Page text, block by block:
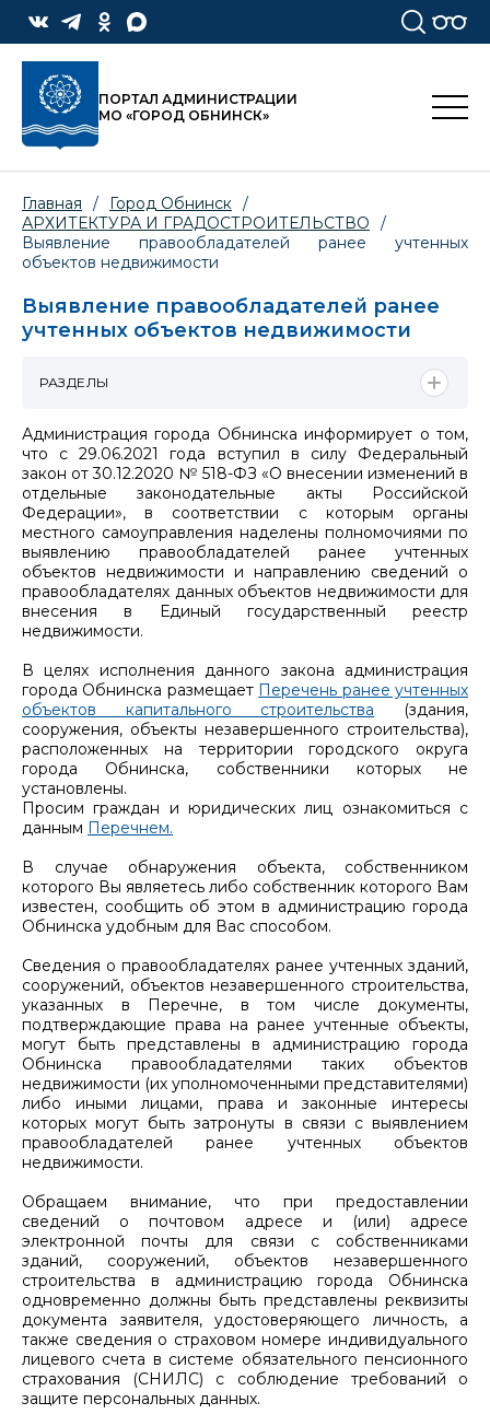
ПОРТАЛ АДМИНИСТРАЦИИ
МО «ГОРОД ОБНИНСК»
Главная / Город Обнинск /
АРХИТЕКТУРА И ГРАДОСТРОИТЕЛЬСТВО
/
Выявление правообладателей ранее учтенных
объектов недвижимости
Выявление правообладателей ранее
учтенных объектов недвижимости
Администрация города Обнинска информирует о том,
что с 29.06.2021 года вступил в силу Федеральный
закон от 30.12.2020 № 518-ФЗ «О внесении изменений в
отдельные законодательные акты Российской
Федерации», в соответствии с которым органы
местного самоуправления наделены полномочиями по
выявлению правообладателей ранее учтенных
объектов недвижимости и направлению сведений о
правообладателях данных объектов недвижимости для
внесения в Единый государственный реестр
недвижимости.
В целях исполнения данного закона администрация
города Обнинска размещает Перечень ранее учтенных
объектов капитального строительства (здания,
сооружения, объекты незавершенного строительства),
расположенных на территории городского округа
города Обнинска, собственники которых не
установлены.
Просим граждан и юридических лиц ознакомиться с
данным Перечнем.
В случае обнаружения объекта, собственником
которого Вы являетесь либо собственник которого Вам
известен, сообщить об этом в администрацию города
Обнинска удобным для Вас способом.
Сведения о правообладателях ранее учтенных зданий,
сооружений, объектов незавершенного строительства,
указанных в Перечне, в том числе документы,
подтверждающие права на ранее учтенные объекты,
могут быть представлены в администрацию города
Обнинска правообладателями таких объектов
недвижимости (их уполномоченными представителями)
либо иными лицами, права и законные интересы
которых могут быть затронуты в связи с выявлением
правообладателей ранее учтенных объектов
недвижимости.
Обращаем внимание, что при предоставлении
сведений о почтовом адресе и (или) адресе
электронной почты для связи с собственниками
зданий, сооружений, объектов незавершенного
строительства в администрацию города Обнинска
одновременно должны быть представлены реквизиты
документа заявителя, удостоверяющего личность, а
также сведения о страховом номере индивидуального
лицевого счета в системе обязательного пенсионного
страхования (СНИЛС) с соблюдение требований о
защите персональных данных.
РАЗДЕЛЫ